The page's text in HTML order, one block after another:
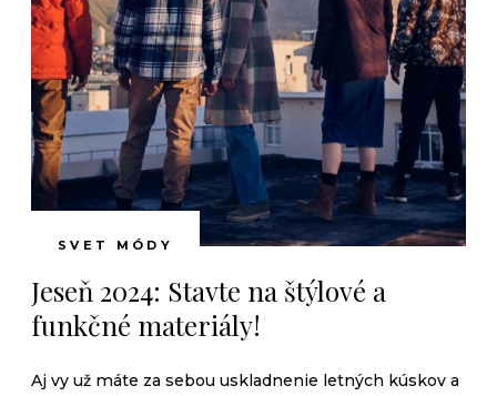
SVET MÓDY
Jeseň 2024: Stavte na štýlové a
funkčné materiály!
Aj vy už máte za sebou uskladnenie letných kúskov a